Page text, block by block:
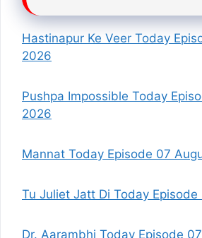
Hastinapur Ke Veer Today
2026
Pushpa Impossible Today
2026
Mannat Today Episode 07
Tu Juliet Jatt Di Today
Dr. Aarambhi Today Episode